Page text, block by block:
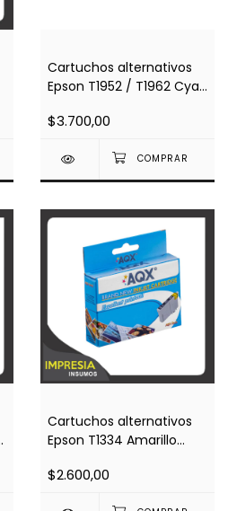
Cartuchos alternativos
Epson T1952 / T1962 Cyan
Xp401 / Xp201 / Xp411)
$3.700,00
Cartuchos alternativos
Epson T1334 Amarillo
TX135 / TX235 / TX320 /
$2.600,00